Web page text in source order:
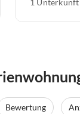
1 Unterkunft
Bewertung